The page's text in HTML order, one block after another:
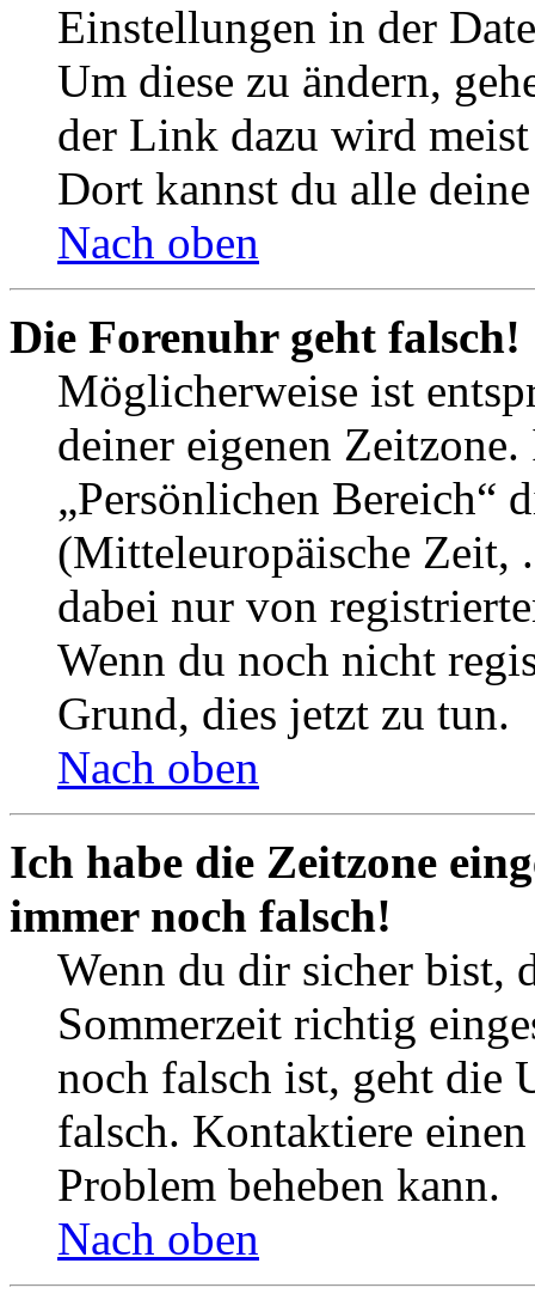
Einstellungen in der
Um diese zu ändern,
der Link dazu wird
Dort kannst du alle
Nach oben
Die Forenuhr geht falsch!
Möglicherweise ist
deiner eigenen
„Persönlichen Bereich“
(Mitteleuropäische Zeit,
dabei nur von
Wenn du noch nicht
Grund, dies jetzt zu tun.
Nach oben
Ich habe die Zeitzone
immer noch falsch!
Wenn du dir sicher bist,
Sommerzeit richtig
noch falsch ist, geht die
falsch. Kontaktiere
Problem beheben kann.
Nach oben